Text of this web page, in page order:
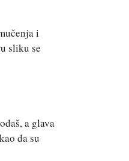
i
sliku se
a glava
da su